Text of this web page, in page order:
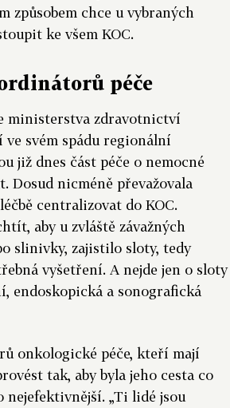
způsobem chce u vybraných
ke všem KOC.
péče
ministerstva zdravotnictví
svém spádu regionální
již dnes část péče o nemocné
Dosud nicméně převažovala
centralizovat do KOC.
aby u zvláště závažných
slinivky, zajistilo sloty, tedy
vyšetření. A nejde jen o sloty
endoskopická a sonografická
onkologické péče, kteří mají
tak, aby byla jeho cesta co
nejefektivnější. „Ti lidé jsou